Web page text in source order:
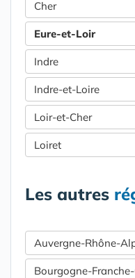
Cher
Eure-et-Loir
Indre
Indre-et-Loire
Loir-et-Cher
Loiret
Les autres
Auvergne-Rhône-
Bourgogne-